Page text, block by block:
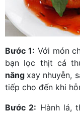
Bước 1: Với món
bạn lọc thịt cá
năng xay nhuyễn,
tiếp cho đến khi
Bước 2: Hành lá,